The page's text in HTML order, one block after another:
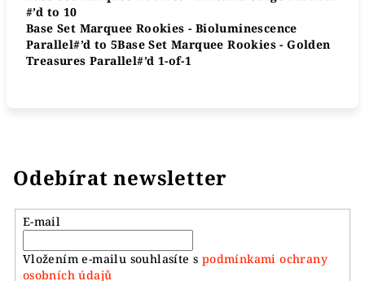
#’d to 10
Base Set Marquee Rookies - Bioluminescence
Parallel​​​​#’d to 5Base Set Marquee Rookies - Golden
Treasures Parallel​​​​#’d 1-of-1
Odebírat newsletter
E-mail
Vložením e-mailu souhlasíte s podmínkami ochrany
osobních údajů